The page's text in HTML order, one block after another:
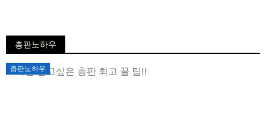
총판노하우
총판노하우
Posted
on